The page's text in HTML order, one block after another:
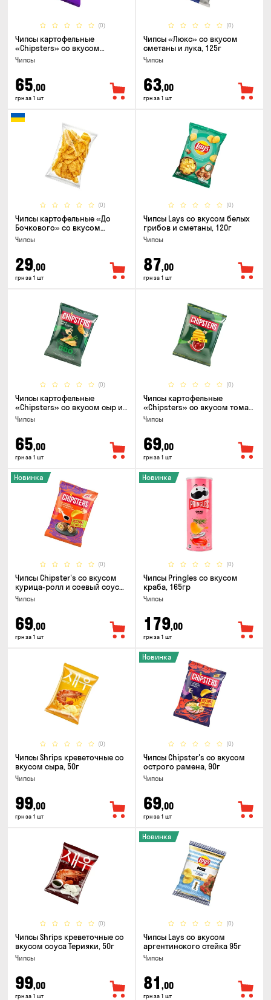
(0)
Чипсы картофельные
«Chipsters» со вкусом
острый удон, 100г
Чипсы
65,00
грн за 1 шт
(0)
Чипсы «Люкс» со вкусом
сметаны и лука, 125г
Чипсы
63,00
грн за 1 шт
(0)
Чипсы картофельные «До
Бочкового» со вкусом
сметаны с зеленью, 100г
Чипсы
29,00
грн за 1 шт
(0)
Чипсы Lays со вкусом белых
грибов и сметаны, 120г
Чипсы
87,00
грн за 1 шт
(0)
Чипсы картофельные
«Chipsters» со вкусом сыр и
лук, 95г
Чипсы
65,00
грн за 1 шт
(0)
Чипсы картофельные
«Chipsters» со вкусом томат
спайси, 95г
Чипсы
69,00
грн за 1 шт
(0)
Новинка
Чипсы Chipster's со вкусом
курица-ролл и соевый соус
90г
Чипсы
69,00
грн за 1 шт
(0)
Новинка
Чипсы Pringles со вкусом
краба, 165гр
Чипсы
179,00
грн за 1 шт
(0)
Чипсы Shrips креветочные со
вкусом сыра, 50г
Чипсы
99,00
грн за 1 шт
(0)
Новинка
Чипсы Chipster's со вкусом
острого рамена, 90г
Чипсы
69,00
грн за 1 шт
(0)
Чипсы Shrips креветочные со
вкусом соуса Терияки, 50г
Чипсы
99,00
грн за 1 шт
(0)
Новинка
Чипсы Lays со вкусом
аргентинского стейка 95г
Чипсы
81 ,00
грн за 1 шт